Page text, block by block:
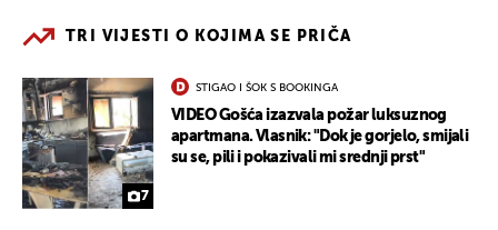
TRI VIJESTI O KOJIMA SE PRIČA
7
STIGAO I ŠOK S BOOKINGA
VIDEO Gošća izazvala požar luksuznog
apartmana. Vlasnik: "Dok je gorjelo, smijali
su se, pili i pokazivali mi srednji prst"